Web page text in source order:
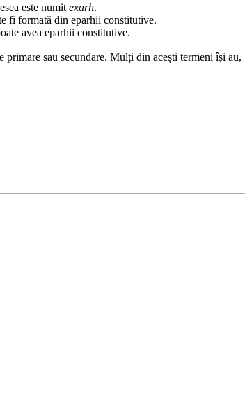
este numit exarh.
fi formată din eparhii constitutive.
avea eparhii constitutive.
sau secundare. Mulți din acești termeni își au,